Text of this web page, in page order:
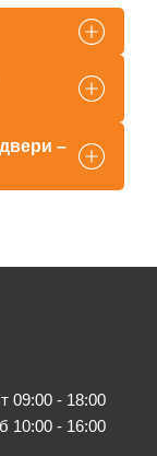
–
09:00 - 18:00
10:00 - 16:00